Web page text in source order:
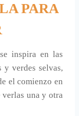
PARA
inspira en las
y verdes selvas,
el comienzo en
verlas una y otra